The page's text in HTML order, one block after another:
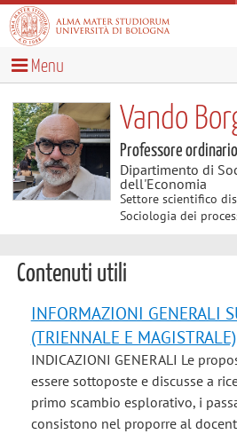
Menu
Vando
Professore ordinario
Dipartimento di
dell'Economia
Settore scientifico
Sociologia dei
Contenuti utili
INFORMAZIONI GENERALI
(TRIENNALE E MAGISTRALE)
INDICAZIONI GENERALI Le
essere sottoposte e discusse a
primo scambio esplorativo, i
consistono nel proporre al